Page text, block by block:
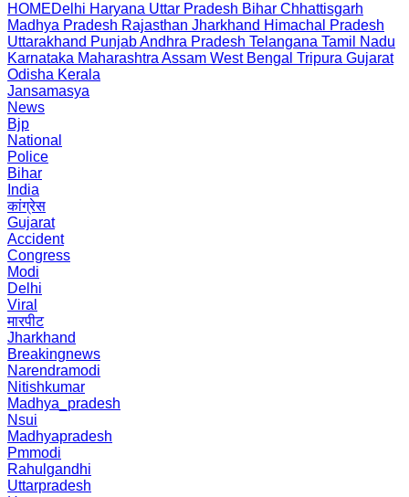
HOMEDelhi Haryana Uttar Pradesh Bihar Chhattisgarh
Madhya Pradesh Rajasthan Jharkhand Himachal Pradesh
Uttarakhand PunjabAndhra Pradesh Telangana Tamil Nadu
Karnataka Maharashtra Assam West Bengal Tripura Gujarat
Odisha Kerala
Jansamasya
News
Bjp
National
Police
Bihar
India
कांग्रेस
Gujarat
Accident
Congress
Modi
Delhi
Viral
मारपीट
Jharkhand
Breakingnews
Narendramodi
Nitishkumar
Madhya_pradesh
Nsui
Madhyapradesh
Pmmodi
Rahulgandhi
Uttarpradesh